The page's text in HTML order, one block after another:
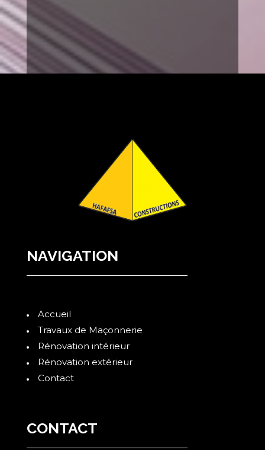
NAVIGATION
Accueil
Travaux de Maçonnerie
Rénovation intérieur
Rénovation extérieur
Contact
CONTACT